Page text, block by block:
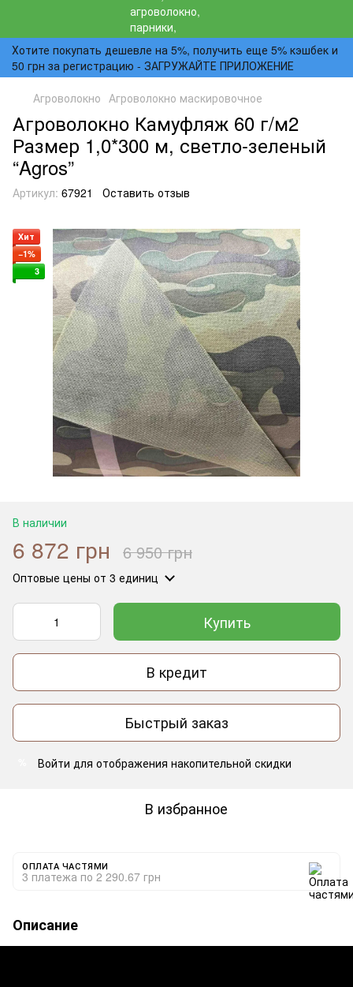
Хотите покупать дешевле на 5%, получить еще 5% кэшбек и
50 грн за регистрацию - ЗАГРУЖАЙТЕ ПРИЛОЖЕНИЕ
Агроволокно Агроволокно маскировочное
Агроволокно Камуфляж 60 г/м2
Размер 1,0*300 м, светло-зеленый
“Agros”
Артикул: 67921 Оставить отзыв
Хит
−1%
3
В наличии
6 872 грн 6 950 грн
Оптовые цены от 3 единиц
Купить
В кредит
Быстрый заказ
Войти для отображения накопительной скидки
В избранное
ОПЛАТА ЧАСТЯМИ
3 платежа по 2 290.67 грн
Описание